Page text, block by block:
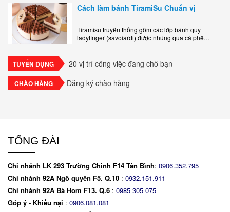
ngon, làm..
Cách làm bánh TiramiSu Chuẩn vị
Tiramisu truyền thống gồm các lớp bánh quy
ladyfinger (savoiardi) được nhúng qua cà phê
TUYỂN DỤNG 20 vị trí công việc đang chờ bạn
CHÀO HÀNG Đăng ký chào hàng
TỔNG ĐÀI
Chi nhánh LK 293 Trường Chinh F14 Tân Bình: 0906.352.795
Chi nhánh 92A Ngô quyền F5. Q.10 : 0932.151.911
Chi nhánh 92A Bà Hom F13. Q.6 : 0985 305 075
Góp ý - Khiếu nại : 0906.081.081